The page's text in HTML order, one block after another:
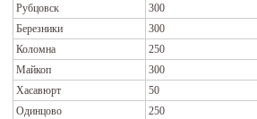
Рубцовск
300
Березники
300
Коломна
250
Майкоп
300
Хасавюрт
50
Одинцово
250